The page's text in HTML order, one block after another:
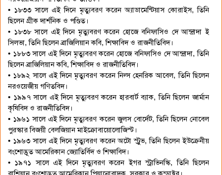
• ১৮৩৩ সালে এই দিনে মৃত্যুবরণ করেন অ্যাডামেন্টিয়াস কোরাইস, তিনি
ছিলেন গ্রীক দার্শনিক ও পণ্ডিত।
• ১৮৩৮ সালে এই দিনে মৃত্যুবরণ করেন হোজে বনিফাসিও দে আন্দ্রাদা ই
সিলভা, তিনি ছিলেন ব্রাজিলিয়ান কবি, শিক্ষাবিদ ও রাজনীতিবিদ।
• ১৮৮৩ সালে এই দিনে মৃত্যুবরণ করেন হোজে বনিফাসিও দে আন্দ্রাদা, তিনি
ছিলেন ব্রাজিলিয়ান কবি, শিক্ষাবিদ ও রাজনীতিবিদ।
• ১৮৯২ সালে এই দিনে মৃত্যুবরণ করেন নিল্স হেনরিক আবেল, তিনি ছিলেন
নরওয়েজীয় গণিতবিদ।
• ১৯৯৭ সালে এই দিনে মৃত্যুবরণ করেন হারবার্ট ব্যাক, তিনি ছিলেন জার্মান
কৃষিবিদ ও রাজনীতিবিদ।
• ১৯৬১ সালে এই দিনে মৃত্যুবরণ করেন জুলস বোর্দেট, তিনি ছিলেন নোবেল
পুরস্কার বিজয়ী বেলজিয়ান মাইক্রোবায়োলোজিস্ট।
• ১৯৬৩ সালে এই দিনে মৃত্যুবরণ করেন অটো স্ট্রুভ, তিনি ছিলেন ইউক্রেনীয়
বংশোদ্ভূত আমেরিকান জ্যোতির্বিদ ও শিক্ষাবিদ।
• ১৯৭১ সালে এই দিনে মৃত্যুবরণ করেন ইগর স্ট্রাভিনস্কি, তিনি ছিলেন
রাশিয়ান বংশোদ্ভূত আমেরিকান পিয়ানোবাদক, সুরকার ও কন্ডাক্টর।